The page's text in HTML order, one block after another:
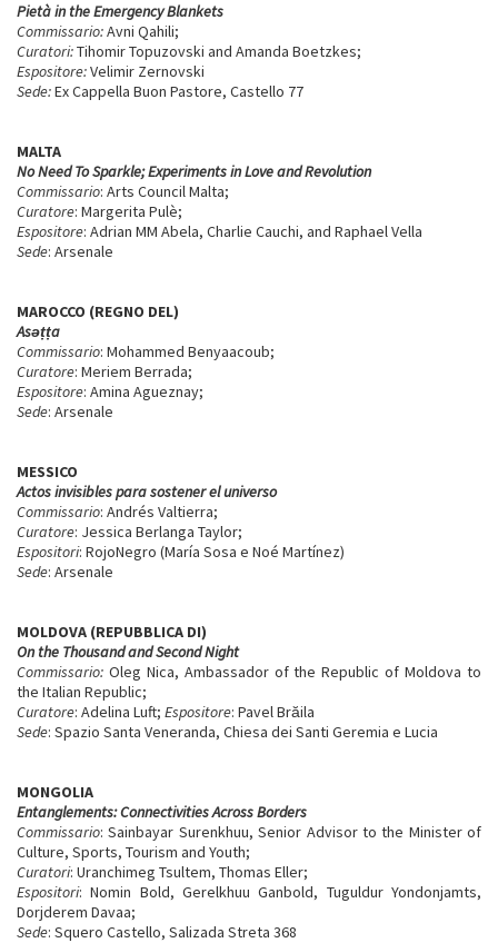
Pietà in the Emergency Blankets
Commissario:Avni Qahili;
Curatori:Tihomir Topuzovski and Amanda Boetzkes;
Espositore:Velimir Zernovski
Sede:Ex Cappella Buon Pastore, Castello 77
MALTA
No Need To Sparkle; Experiments in Love and Revolution
Commissario: Arts Council Malta;
Curatore: Margerita Pulè;
Espositore: Adrian MM Abela, Charlie Cauchi, and Raphael Vella
Sede: Arsenale
MAROCCO (REGNO DEL)
Asǝṭṭa
Commissario: Mohammed Benyaacoub;
Curatore: Meriem Berrada;
Espositore: Amina Agueznay;
Sede: Arsenale
MESSICO
Actos invisibles para sostener el universo
Commissario: Andrés Valtierra;
Curatore: Jessica Berlanga Taylor;
Espositori: RojoNegro (María Sosa e Noé Martínez)
Sede: Arsenale
MOLDOVA (REPUBBLICA DI)
On the Thousand and Second Night
Commissario: Oleg Nica, Ambassador of the Republic of Moldova to
the Italian Republic;
Curatore: Adelina Luft; Espositore: Pavel Brăila
Sede: Spazio Santa Veneranda, Chiesa dei Santi Geremia e Lucia
MONGOLIA
Entanglements: Connectivities Across Borders
Commissario: Sainbayar Surenkhuu, Senior Advisor to the Minister of
Culture, Sports, Tourism and Youth;
Curatori: Uranchimeg Tsultem, Thomas Eller;
Espositori: Nomin Bold, Gerelkhuu Ganbold, Tuguldur Yondonjamts,
Dorjderem Davaa;
Sede: Squero Castello, Salizada Streta 368